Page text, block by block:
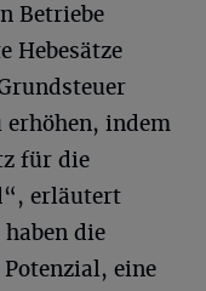
Betriebe
Hebesätze
indem
für die
erläutert
die
eine